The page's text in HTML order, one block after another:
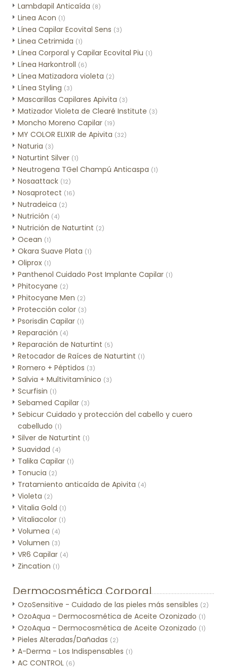
Lambdapil Anticaída (8)
Linea Acon (1)
Línea Capilar Ecovital Sens (3)
Linea Cetrimida (1)
Línea Corporal y Capilar Ecovital Piu (1)
Línea Harkontroll (6)
Línea Matizadora violeta (2)
Línea Styling (3)
Mascarillas Capilares Apivita (3)
Matizador Violeta de Clearé Institute (3)
Moncho Moreno Capilar (19)
MY COLOR ELIXIR de Apivita (32)
Naturia (3)
Naturtint Silver (1)
Neutrogena TGel Champú Anticaspa (1)
Nosaattack (12)
Nosaprotect (16)
Nutradeica (2)
Nutrición (4)
Nutrición de Naturtint (2)
Ocean (1)
Okara Suave Plata (1)
Oliprox (1)
Panthenol Cuidado Post Implante Capilar (1)
Phitocyane (2)
Phitocyane Men (2)
Protección color (3)
Psorisdin Capilar (1)
Reparación (4)
Reparación de Naturtint (5)
Retocador de Raíces de Naturtint (1)
Romero + Péptidos (3)
Salvia + Multivitamínico (3)
Scurfisin (1)
Sebamed Capilar (3)
Sebicur Cuidado y protección del cabello y cuero
cabelludo (1)
Silver de Naturtint (1)
Suavidad (4)
Talika Capilar (1)
Tonucia (2)
Tratamiento anticaída de Apivita (4)
Violeta (2)
Vitalia Gold (1)
Vitaliacolor (1)
Volumea (4)
Volumen (3)
VR6 Capilar (4)
Zincation (1)
Dermocosmética Corporal
OzoSensitive - Cuidado de las pieles más sensibles (2)
OzoAqua - Dermocosmética de Aceite Ozonizado (1)
OzoAqua - Dermocosmética de Aceite Ozonizado (1)
Pieles Alteradas/Dañadas (2)
A-Derma - Los Indispensables (1)
AC CONTROL (6)